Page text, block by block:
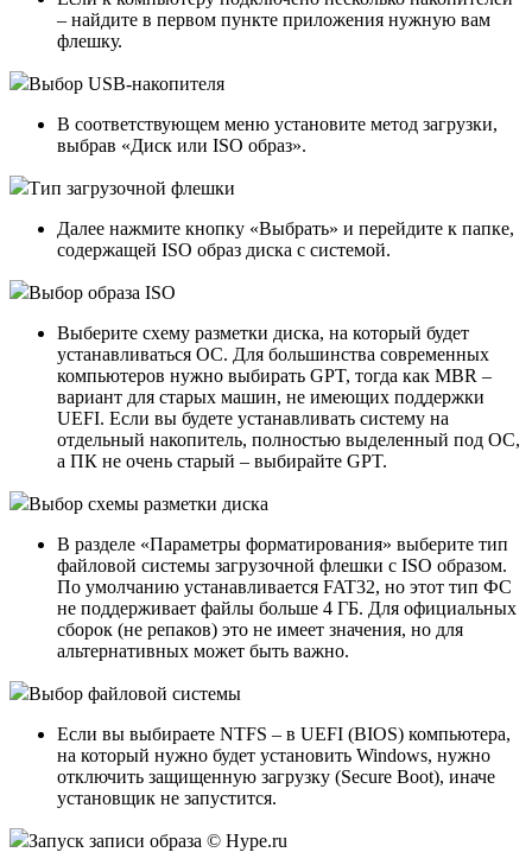
– найдите в первом пункте приложения нужную вам
флешку.
Выбор USB-накопителя
В соответствующем меню установите метод загрузки,
выбрав «Диск или ISO образ».
Тип загрузочной флешки
Далее нажмите кнопку «Выбрать» и перейдите к папке,
содержащей ISO образ диска с системой.
Выбор образа ISO
Выберите схему разметки диска, на который будет
устанавливаться ОС. Для большинства современных
компьютеров нужно выбирать GPT, тогда как MBR –
вариант для старых машин, не имеющих поддержки
UEFI. Если вы будете устанавливать систему на
отдельный накопитель, полностью выделенный под ОС,
а ПК не очень старый – выбирайте GPT.
Выбор схемы разметки диска
В разделе «Параметры форматирования» выберите тип
файловой системы загрузочной флешки с ISO образом.
По умолчанию устанавливается FAT32, но этот тип ФС
не поддерживает файлы больше 4 ГБ. Для официальных
сборок (не репаков) это не имеет значения, но для
альтернативных может быть важно.
Выбор файловой системы
Если вы выбираете NTFS – в UEFI (BIOS) компьютера,
на который нужно будет установить Windows, нужно
отключить защищенную загрузку (Secure Boot), иначе
установщик не запустится.
Запуск записи образа © Hype.ru